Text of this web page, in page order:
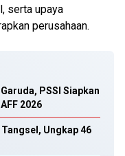
serta upaya
perusahaan.
PSSI Siapkan
2026
Ungkap 46